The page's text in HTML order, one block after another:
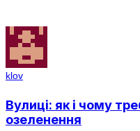
klov
Вулиці: як і чому
озеленення